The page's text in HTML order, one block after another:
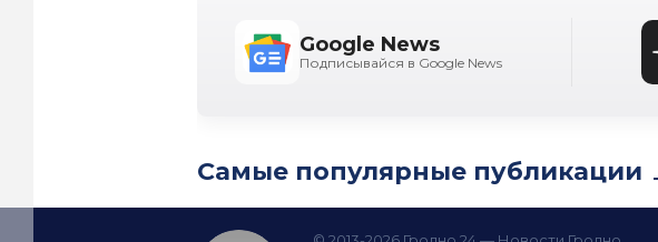
Google News
Подписывайся в Google News
Самые популярные публикации